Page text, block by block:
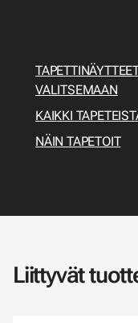
VALITSEMAAN
KAIKKI
NÄIN TAPETOIT
Liittyvät